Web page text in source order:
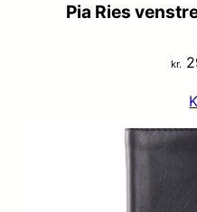
Pia Ries
kr.